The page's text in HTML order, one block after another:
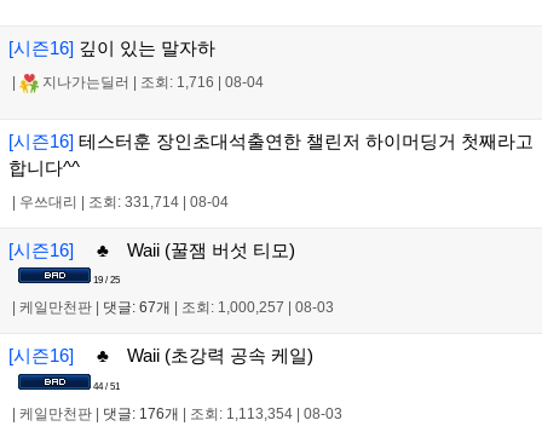
[시즌16] 깊이 있는 말자하
지나가는딜러 조회: 1,716 08-04
[시즌16] 테스터훈 장인초대석출연한 챌린저 하이머딩거 첫째라고
합니다^^
우쓰대리 조회: 331,714 08-04
[시즌16] ♣ Waii (꿀잼 버섯 티모)
19 / 25
케일만천판 댓글: 67개 조회: 1,000,257 08-03
[시즌16] ♣ Waii (초강력 공속 케일)
44 / 51
| 케일만천판 | 댓글: 176개 | 조회: 1,113,354 | 08-03